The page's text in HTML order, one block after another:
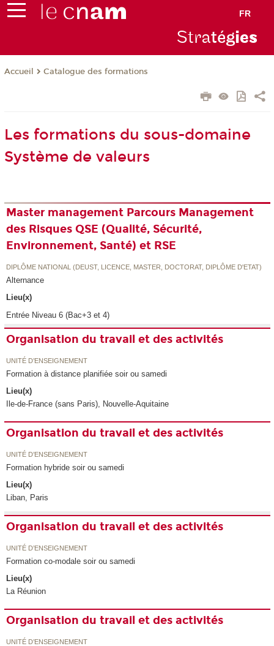
FR
Stratégies
Accueil Catalogue des formations
Les formations du sous-domaine
Système de valeurs
Master management Parcours Management
des Risques QSE (Qualité, Sécurité,
Environnement, Santé) et RSE
DIPLÔME NATIONAL (DEUST, LICENCE, MASTER, DOCTORAT, DIPLÔME D'ETAT)
Alternance
Lieu(x)
Entrée Niveau 6 (Bac+3 et 4)
Organisation du travail et des activités
UNITÉ D’ENSEIGNEMENT
Formation à distance planifiée soir ou samedi
Lieu(x)
Ile-de-France (sans Paris), Nouvelle-Aquitaine
Organisation du travail et des activités
UNITÉ D’ENSEIGNEMENT
Formation hybride soir ou samedi
Lieu(x)
Liban, Paris
Organisation du travail et des activités
UNITÉ D’ENSEIGNEMENT
Formation co-modale soir ou samedi
Lieu(x)
La Réunion
Organisation du travail et des activités
UNITÉ D’ENSEIGNEMENT